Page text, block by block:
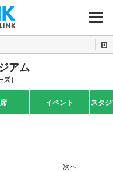
MENU
アム
）
イベント スタ
次へ